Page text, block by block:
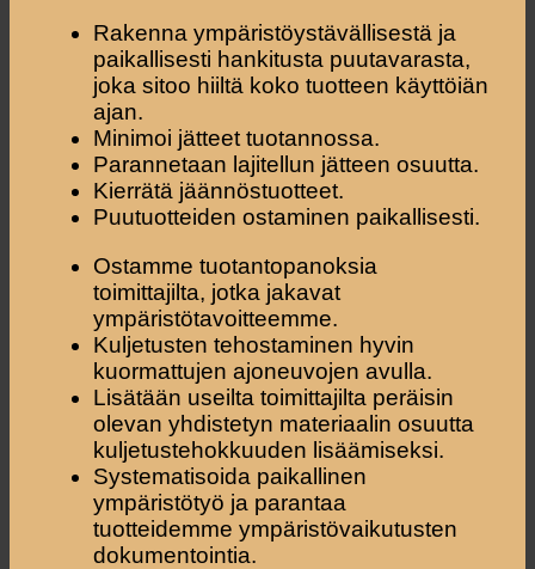
Rakenna ympäristöystävällisestä ja
paikallisesti hankitusta puutavarasta,
joka sitoo hiiltä koko tuotteen käyttöiän
ajan.
Minimoi jätteet tuotannossa.
Parannetaan lajitellun jätteen osuutta.
Kierrätä jäännöstuotteet.
Puutuotteiden ostaminen paikallisesti.
Ostamme tuotantopanoksia
toimittajilta, jotka jakavat
ympäristötavoitteemme.
Kuljetusten tehostaminen hyvin
kuormattujen ajoneuvojen avulla.
Lisätään useilta toimittajilta peräisin
olevan yhdistetyn materiaalin osuutta
kuljetustehokkuuden lisäämiseksi.
Systematisoida paikallinen
ympäristötyö ja parantaa
tuotteidemme ympäristövaikutusten
dokumentointia.